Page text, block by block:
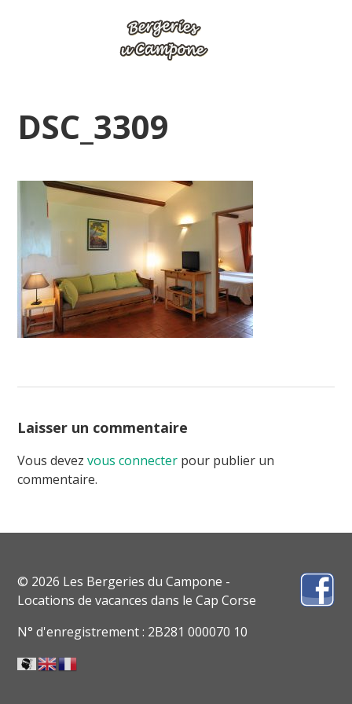
DSC_3309
Laisser un commentaire
Vous devezvous connecter pour publier un
commentaire.
© 2026 Les Bergeries du Campone -
Locations de vacances dans le Cap Corse
N° d'enregistrement : 2B281 000070 10